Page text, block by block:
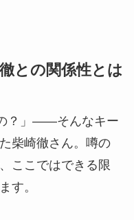
との関係性とは
の？」――そんなキー
柴崎徹さん。噂の
ここではできる限
す。